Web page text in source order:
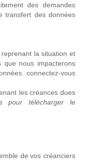
des demandes
transfert des données
la situation et
que nous impacterons
connectez-vous
les créances dues
pour télécharger le
de vos créanciers